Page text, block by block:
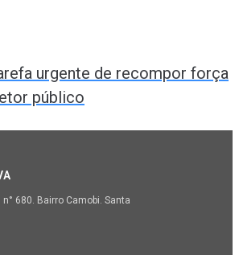
urgente de recompor força
público
680. Bairro Camobi. Santa